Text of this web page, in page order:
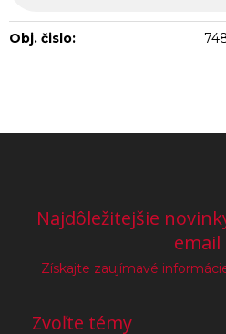
Obj. čislo:
Najdôležitejšie
email
Získajte zaujímavé
Zvoľte témy